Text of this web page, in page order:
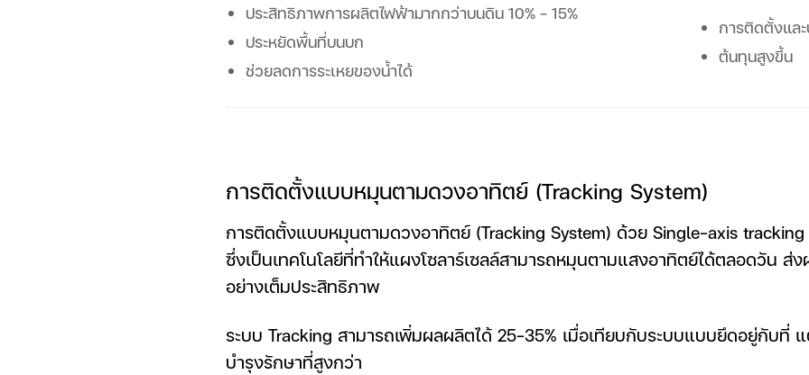
ประสิทธิภาพการผลิตไฟฟ้ามากกว่าบนดิน 10% – 15%
ประหยัดพื้นที่บนบก
ช่วยลดการระเหยของน้ำได้
การติดตั้งแล
ต้นทุนสูงขึ้น
การติดตั้งแบบหมุนตามดวงอาทิตย์ (Tracking System)
การติดตั้งแบบหมุนตามดวงอาทิตย์ (Tracking System) ด้วย Single-axis
ซึ่งเป็นเทคโนโลยีที่ทำให้แผงโซลาร์เซลล์สามารถหมุนตามแสงอาทิตย์ได้ตลอดวัน ส่
อย่างเต็มประสิทธิภาพ
ระบบ Tracking สามารถเพิ่มผลผลิตได้ 25-35% เมื่อเทียบกับระบบแบบยึดอยู่กับที่
บำรุงรักษาที่สูงกว่า